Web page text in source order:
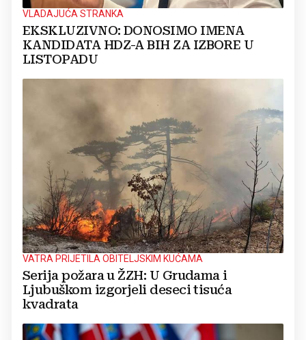
VLADAJUĆA STRANKA
EKSKLUZIVNO: DONOSIMO IMENA
KANDIDATA HDZ-A BIH ZA IZBORE U
LISTOPADU
VATRA PRIJETILA OBITELJSKIM KUĆAMA
Serija požara u ŽZH: U Grudama i
Ljubuškom izgorjeli deseci tisuća
kvadrata